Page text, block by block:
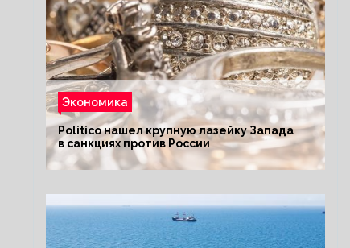
Экономика
Politico нашел крупную лазейку Запада
в санкциях против России